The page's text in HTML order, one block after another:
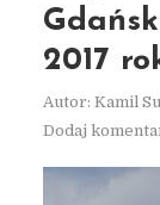
2017
Autor: Kamil
Dodaj